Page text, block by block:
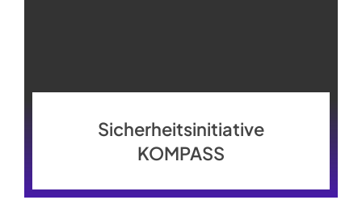
Sicherheitsinitiative
KOMPASS